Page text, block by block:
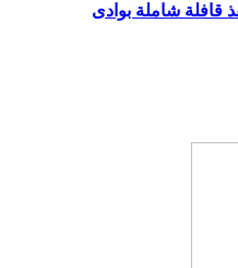
قافلة شاملة بوادى